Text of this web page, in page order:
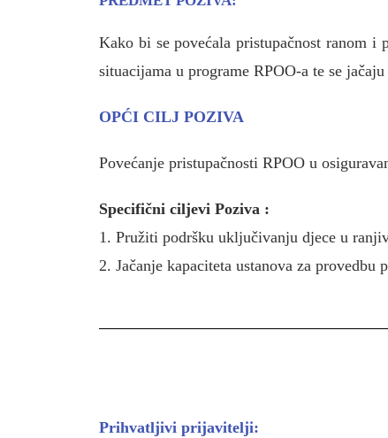
Kako bi se povećala pristupačnost ranom
situacijama u programe RPOO-a te se
OPĆI CILJ POZIVA
Povećanje pristupačnosti RPOO u
Specifični ciljevi Poziva :
1. Pružiti podršku uključivanju djece u
2. Jačanje kapaciteta ustanova za
Prihvatljivi prijavitelji: